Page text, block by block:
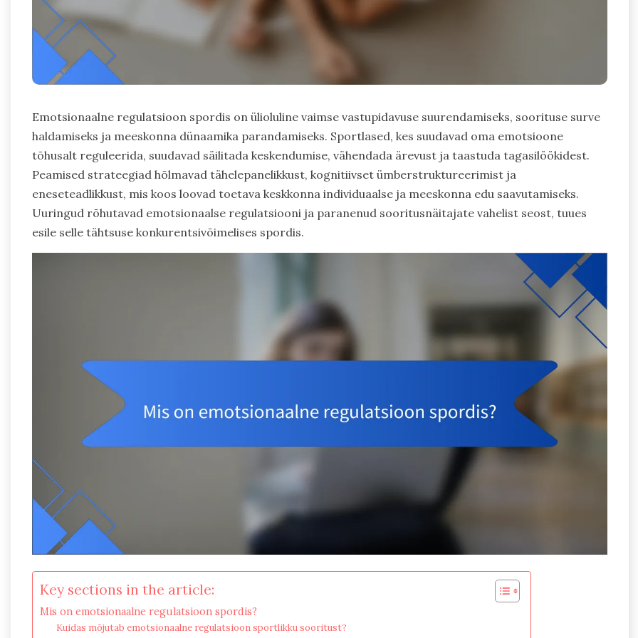
Emotsionaalne regulatsioon spordis on ülioluline vaimse vastupidavuse suurendamiseks, soorituse surve
haldamiseks ja meeskonna dünaamika parandamiseks. Sportlased, kes suudavad oma emotsioone
tõhusalt reguleerida, suudavad säilitada keskendumise, vähendada ärevust ja taastuda tagasilöökidest.
Peamised strateegiad hõlmavad tähelepanelikkust, kognitiivset ümberstruktureerimist ja
eneseteadlikkust, mis koos loovad toetava keskkonna individuaalse ja meeskonna edu saavutamiseks.
Uuringud rõhutavad emotsionaalse regulatsiooni ja paranenud sooritusnäitajate vahelist seost, tuues
esile selle tähtsuse konkurentsivõimelises spordis.
Key sections in the article:
Mis on emotsionaalne regulatsioon spordis?
Kuidas mõjutab emotsionaalne regulatsioon sportlikku sooritust?